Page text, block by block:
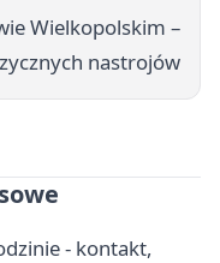
Wielkopolskim –
nastrojów
- kontakt,